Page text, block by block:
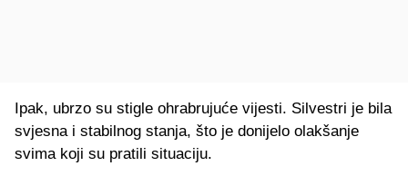
Ipak, ubrzo su stigle ohrabrujuće vijesti. Silvestri je bila
svjesna i stabilnog stanja, što je donijelo olakšanje
svima koji su pratili situaciju.